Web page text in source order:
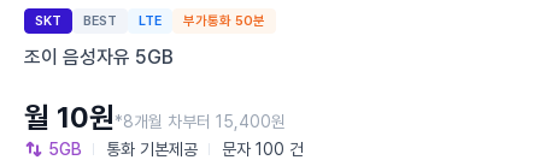
SKT BEST LTE 부가통화 50분
조이 음성자유 5GB
5GB 통화 기본제공 문자 100 건
월 10원*8개월 차부터 15,400원